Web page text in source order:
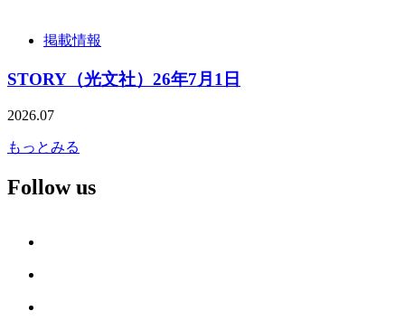
掲載情報
STORY（光文社）26年7月1日
2026.07
もっとみる
Follow us